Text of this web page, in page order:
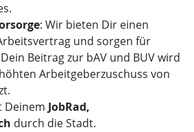
: Wir bieten Dir einen
und sorgen für
Beitrag zur bAV und BUV wird
Arbeitgeberzuschuss von
Deinem JobRad,
durch die Stadt.